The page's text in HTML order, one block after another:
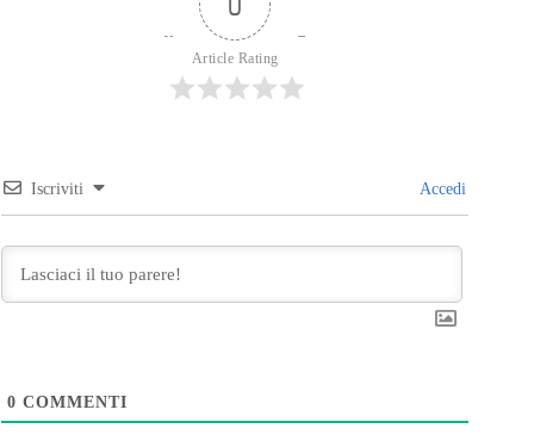
Article Rating
Iscriviti Accedi
0 COMMENTI